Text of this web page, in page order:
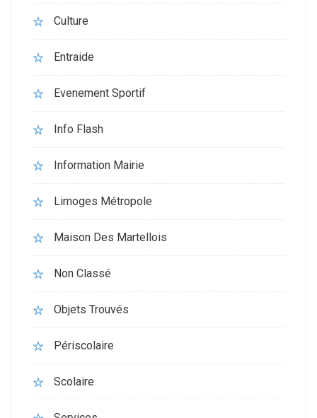
Culture
Entraide
Evenement Sportif
Info Flash
Information Mairie
Limoges Métropole
Maison Des Martellois
Non Classé
Objets Trouvés
Périscolaire
Scolaire